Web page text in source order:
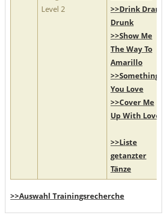
Level 2
>>Drink Drank
Drunk
>>Show Me
The Way To
Amarillo
>>Something
You Love
>>Cover Me
Up With Love
>>Liste
getanzter
Tänze
>>Auswahl Trainingsrecherche